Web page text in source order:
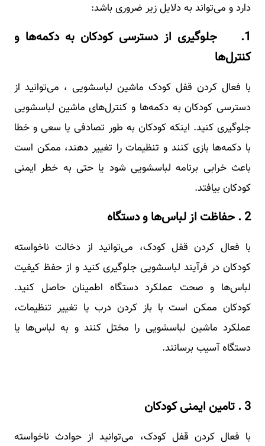
دارد و می‌تواند به دلایل زیر ضروری باشد:
1. جلوگیری از دسترسی کودکان به دکمه‌ها و
کنترل‌ها
با فعال کردن قفل کودک ماشین لباسشویی ، می‌توانید از
دسترسی کودکان به دکمه‌ها و کنترل‌های ماشین لباسشویی
جلوگیری کنید. اینکه کودکان به طور تصادفی یا سعی و خطا
با دکمه‌ها بازی کنند و تنظیمات را تغییر دهند، ممکن است
باعث خرابی برنامه لباسشویی شود یا حتی به خطر ایمنی
کودکان بیافتد.
2 . حفاظت از لباس‌ها و دستگاه
با فعال کردن قفل کودک، می‌توانید از دخالت ناخواسته
کودکان در فرآیند لباسشویی جلوگیری کنید و از حفظ کیفیت
لباس‌ها و صحت عملکرد دستگاه اطمینان حاصل کنید.
کودکان ممکن است با باز کردن درب یا تغییر تنظیمات،
عملکرد ماشین لباسشویی را مختل کنند و به لباس‌ها یا
دستگاه آسیب برسانند.
3 . تامین ایمنی کودکان
با فعال کردن قفل کودک، می‌توانید از حوادث ناخواسته